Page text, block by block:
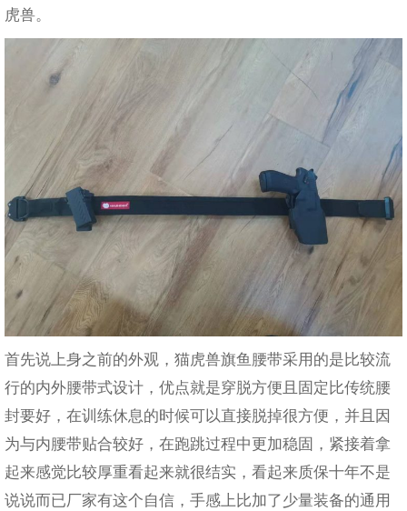
虎兽。
首先说上身之前的外观，猫虎兽旗鱼腰带采用的是比较流
行的内外腰带式设计，优点就是穿脱方便且固定比传统腰
封要好，在训练休息的时候可以直接脱掉很方便，并且因
为与内腰带贴合较好，在跑跳过程中更加稳固，紧接着拿
起来感觉比较厚重看起来就很结实，看起来质保十年不是
说说而已厂家有这个自信，手感上比加了少量装备的通用